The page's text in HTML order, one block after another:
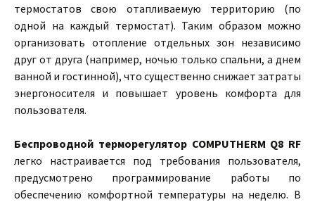
термостатов свою отапливаемую территорию (по
одной на каждый термостат). Таким образом можно
организовать отопление отдельных зон независимо
друг от друга (например, ночью только спальни, а днем
ванной и гостинной), что существенно снижает затраты
энергоносителя и повышает уровень комфорта для
пользователя.
Беспроводной терморегулятор COMPUTHERM Q8 RF
легко настраивается под требования пользователя,
предусмотрено программирование работы по
обеспечению комфортной температуры на неделю. В